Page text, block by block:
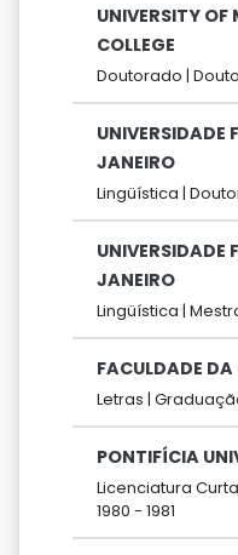
UNIVERSITY OF
COLLEGE
Doutorado |
UNIVERSIDADE
JANEIRO
Lingüística |
UNIVERSIDADE
JANEIRO
Lingüística |
FACULDADE DA
Letras |
PONTIFÍCIA
Licenciatura
1980 - 1981